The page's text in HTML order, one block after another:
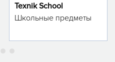
Texnik School
Школьные предметы